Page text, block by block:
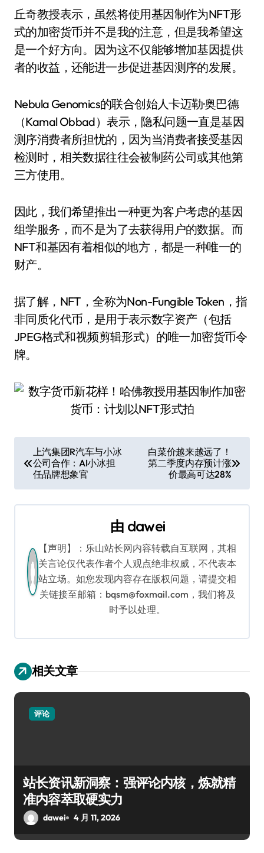
丘奇教授表示，虽然将使用基因制作为NFT形
式的加密货币并不是我的注意，但是我希望这
是一个好方向。因为这不仅能够增加基因提供
者的收益，还能进一步促进基因测序的发展。
Nebula Genomics的联合创始人卡迈勒·奥巴德
（Kamal Obbad）表示，隐私问题一直是基因
测序消费者所担忧的，因为当消费者接受基因
检测时，相关数据往往会被制药公司或其他第
三方使用。
因此，我们希望推出一种更为客户考虑的基因
组学服务，而不是为了去获得用户的数据。而
NFT和基因有着相似的地方，都是一种唯一的
财产。
据了解，NFT，全称为Non-Fungible Token，指
非同质化代币，是用于表示数字资产（包括
JPEG格式和视频剪辑形式）的唯一加密货币令
牌。
章
导
上汽集团R汽车与小冰
公司合作：AI小冰担
任品牌想象官
白菜价越来越远了！
第二季度内存预计涨
价最高可达28%
由 dawei
【声明】：乐山站长网内容转载自互联网，其相
关言论仅代表作者个人观点绝非权威，不代表本
站立场。如您发现内容存在版权问题，请提交相
关链接至邮箱：bqsm@foxmail.com，我们将及
时予以处理。
相关文章
评论
站长资讯新洞察：强评论内核，炼就精
准内容萃取硬实力
dawei 4 月 11, 2026